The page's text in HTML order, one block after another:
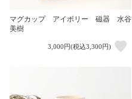
マグカップ アイボリー 磁器 水谷
美樹
3,000円(税込3,300円)